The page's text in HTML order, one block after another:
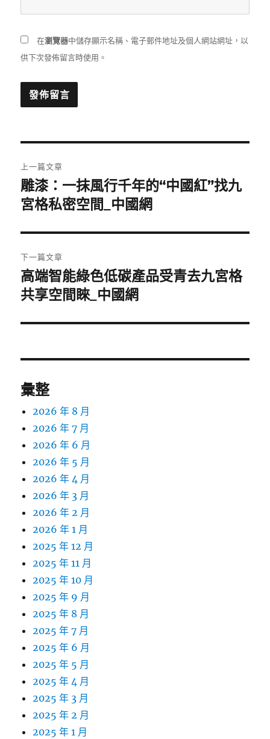
在瀏覽器中儲存顯示名稱、電子郵件地址及個人網站網址，以
供下次發佈留言時使用。
章
導
覽
上一篇文章
上
一
文
章:
雕漆：一抹風行千年的“中國紅”找九
宮格私密空間_中國網
下一篇文章
下
一
文
高端智能綠色低碳產品受青去九宮格
共享空間睞_中國網
彙整
2026 年 8 月
2026 年 7 月
2026 年 6 月
2026 年 5 月
2026 年 4 月
2026 年 3 月
2026 年 2 月
2026 年 1 月
2025 年 12 月
2025 年 11 月
2025 年 10 月
2025 年 9 月
2025 年 8 月
2025 年 7 月
2025 年 6 月
2025 年 5 月
2025 年 4 月
2025 年 3 月
2025 年 2 月
2025 年 1 月